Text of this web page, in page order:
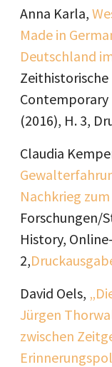
Anna Karla,
Made in
Deutschland
Zeithistorische
Contemporary
(2016), H. 3,
Claudia
Nachkrieg
Forschungen/
History,
2,
David Oels,
Jürgen
zwischen